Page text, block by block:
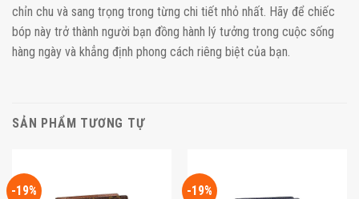
chỉn chu và sang trọng trong từng chi tiết nhỏ nhất. Hãy để chiếc
bóp này trở thành người bạn đồng hành lý tưởng trong cuộc sống
hàng ngày và khẳng định phong cách riêng biệt của bạn.
SẢN PHẨM TƯƠNG TỰ
-19% -19%